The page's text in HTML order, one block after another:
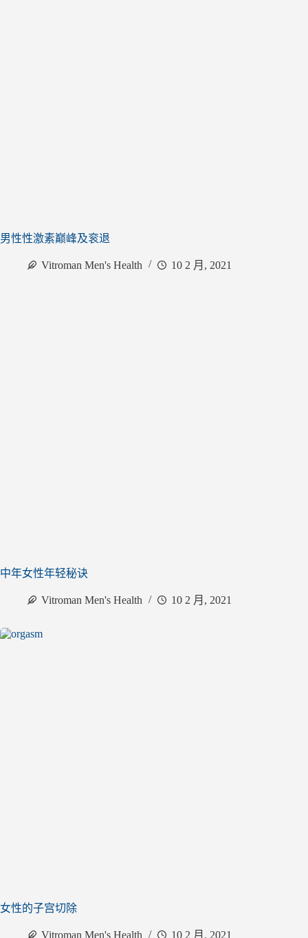
男性性激素巅峰及衮退
Vitroman Men's Health 10 2 月, 2021
中年女性年轻秘诀
Vitroman Men's Health 10 2 月, 2021
女性的子宫切除
Vitroman Men's Health 10 2 月, 2021